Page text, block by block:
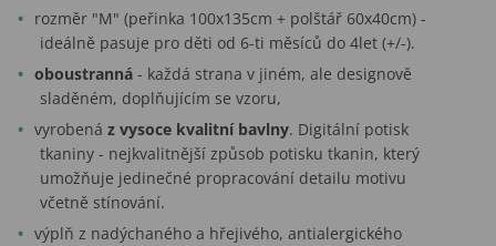
rozměr "M" (peřinka 100x135cm + polštář 60x40cm) -
ideálně pasuje pro děti od 6-ti měsíců do 4let (+/-).
oboustranná - každá strana v jiném, ale designově
sladěném, doplňujícím se vzoru,
vyrobená z vysoce kvalitní bavlny. Digitální potisk
tkaniny - nejkvalitnější způsob potisku tkanin, který
umožňuje jedinečné propracování detailu motivu
včetně stínování.
výplň z nadýchaného a hřejivého, antialergického